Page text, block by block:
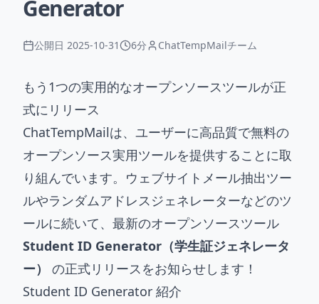
Generator
公開日 2025-10-31 6分 ChatTempMailチーム
もう1つの実用的なオープンソースツールが正
式にリリース
ChatTempMailは、ユーザーに高品質で無料の
オープンソース実用ツールを提供することに取
り組んでいます。ウェブサイトメール抽出ツー
ルやランダムアドレスジェネレーターなどのツ
ールに続いて、最新のオープンソースツール
Student ID Generator（学生証ジェネレータ
ー）
の正式リリースをお知らせします！
Student ID Generator 紹介